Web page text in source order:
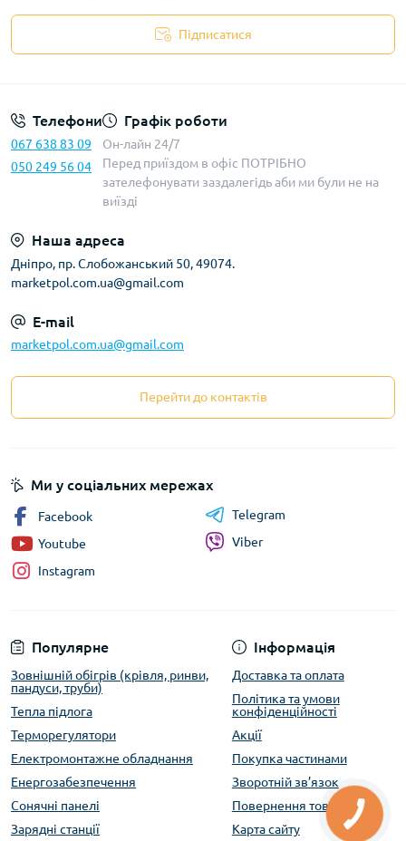
Підписатися
Телефони
067 638 83 09
050 249 56 04
Графік роботи
Он-лайн 24/7
Перед приїздом в офіс ПОТРІБНО
зателефонувати заздалегідь аби ми були не на
виїзді
Наша адреса
Дніпро, пр. Слобожанський 50, 49074.
marketpol.com.ua@gmail.com
E-mail
marketpol.com.ua@gmail.com
Перейти до контактів
Популярне
Зовнішній обігрів (крівля, ринви,
пандуси, труби)
Тепла підлога
Терморегулятори
Електромонтажне обладнання
Енергозабезпечення
Сонячні панелі
Зарядні станції
Інформація
Доставка та оплата
Політика та умови
конфіденційності
Акції
Покупка частинами
Зворотній зв’язок
Повернення товару
Карта сайту
Ми у соціальних мережах
Facebook
Youtube
Instagram
Telegram
Viber